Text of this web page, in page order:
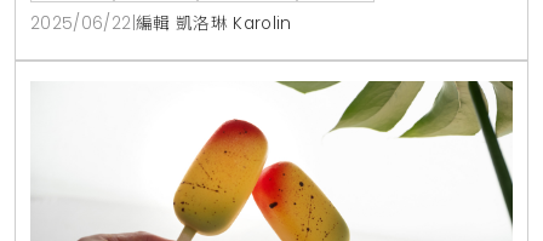
打破了甜點與飲品的界線，更巧妙地透過「交換販售」
的獨特方式，創造出雙品牌互相走訪的嶄新體驗。消費
者將能在不同的店鋪中，感受到驚喜與充滿儀式感的獨
特消費樂趣，預計將在社群媒體上引發一波新的打卡
2025/06/22 編輯 凱洛琳 Karolin